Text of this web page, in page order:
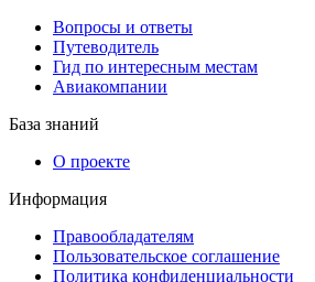
Вопросы и ответы
Путеводитель
Гид по интересным местам
Авиакомпании
База знаний
О проекте
Информация
Правообладателям
Пользовательское соглашение
Политика конфиденциальности